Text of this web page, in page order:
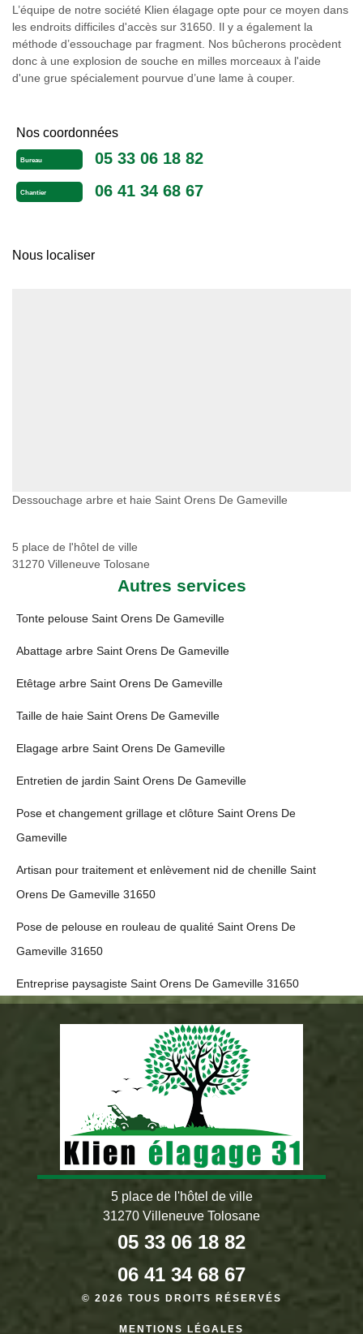
L’équipe de notre société Klien élagage opte pour ce moyen dans
les endroits difficiles d'accès sur 31650. Il y a également la
méthode d’essouchage par fragment. Nos bûcherons procèdent
donc à une explosion de souche en milles morceaux à l'aide
d'une grue spécialement pourvue d’une lame à couper.
Nos coordonnées
Bureau 05 33 06 18 82
Chantier 06 41 34 68 67
Nous localiser
Dessouchage arbre et haie Saint Orens De Gameville
5 place de l'hôtel de ville
31270 Villeneuve Tolosane
Autres services
Tonte pelouse Saint Orens De Gameville
Abattage arbre Saint Orens De Gameville
Etêtage arbre Saint Orens De Gameville
Taille de haie Saint Orens De Gameville
Elagage arbre Saint Orens De Gameville
Entretien de jardin Saint Orens De Gameville
Pose et changement grillage et clôture Saint Orens De
Gameville
Artisan pour traitement et enlèvement nid de chenille Saint
Orens De Gameville 31650
Pose de pelouse en rouleau de qualité Saint Orens De
Gameville 31650
Entreprise paysagiste Saint Orens De Gameville 31650
5 place de l'hôtel de ville
31270 Villeneuve Tolosane
05 33 06 18 82
06 41 34 68 67
© 2026 TOUS DROITS RÉSERVÉS
MENTIONS LÉGALES